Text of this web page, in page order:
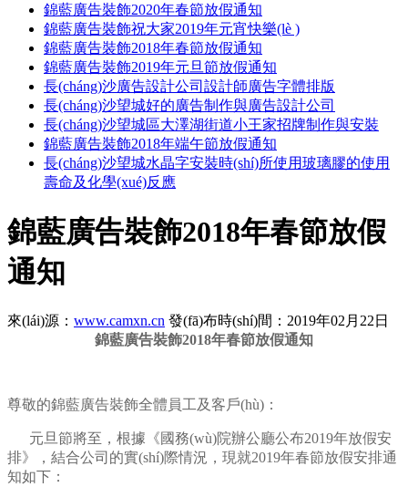
錦藍廣告裝飾2020年春節放假通知
錦藍廣告裝飾祝大家2019年元宵快樂(lè )
錦藍廣告裝飾2018年春節放假通知
錦藍廣告裝飾2019年元旦節放假通知
長(cháng)沙廣告設計公司設計師廣告字體排版
長(cháng)沙望城好的廣告制作與廣告設計公司
長(cháng)沙望城區大澤湖街道小王家招牌制作與安裝
錦藍廣告裝飾2018年端午節放假通知
長(cháng)沙望城水晶字安裝時(shí)所使用玻璃膠的使用
壽命及化學(xué)反應
錦藍廣告裝飾2018年春節放假
通知
來(lái)源： www.camxn.cn 發(fā)布時(shí)間：2019年02月22日
錦藍廣告裝飾2018年春節放假通知
尊敬的錦藍廣告裝飾全體員工及客戶(hù)：
元旦節將至，根據《國務(wù)院辦公廳公布2019年放假安
排》，結合公司的實(shí)際情況，現就2019年春節放假安排通
知如下：